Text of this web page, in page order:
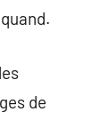
de